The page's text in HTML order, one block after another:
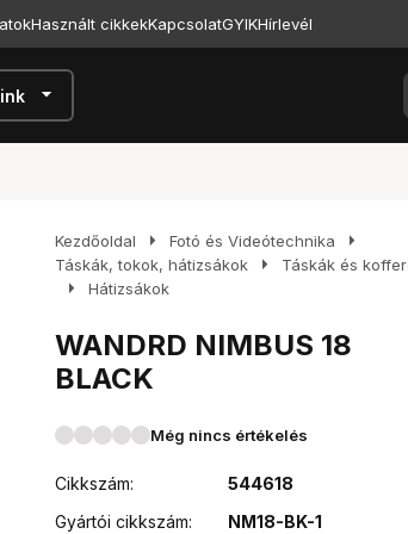
Használt cikkekKapcsolatGYIKHírlevél
arrow_drop_down
Kezdőoldal arrow_right Fotó és Videótechnika arrow_right
Táskák, tokok, hátizsákok arrow_right Táskák és
arrow_right Hátizsákok
WANDRD NIMBUS 18
BLACK
Még nincs értékelés
Cikkszám:
544618
Gyártói cikkszám:
NM18-BK-1